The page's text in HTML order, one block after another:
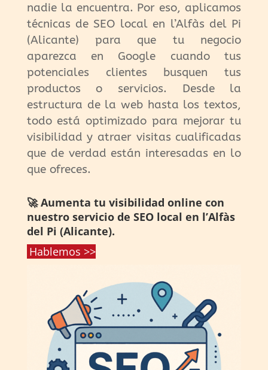
nadie la encuentra. Por eso, aplicamos
técnicas de SEO local en l’Alfàs del Pi
(Alicante) para que tu negocio
aparezca en Google cuando tus
potenciales clientes busquen tus
productos o servicios. Desde la
estructura de la web hasta los textos,
todo está optimizado para mejorar tu
visibilidad y atraer visitas cualificadas
que de verdad están interesadas en lo
que ofreces.
🚀 Aumenta tu visibilidad online con
nuestro servicio de SEO local en l’Alfàs
del Pi (Alicante).
Hablemos >>